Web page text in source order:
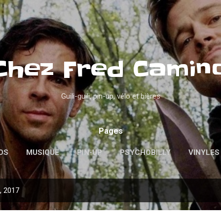
Accéder au contenu principal
Fred
Guili-guili, pin-up, vélo et bières
Pages
MUSIQUE PIN-UP PSYCHOBILLY VINYLES
2017